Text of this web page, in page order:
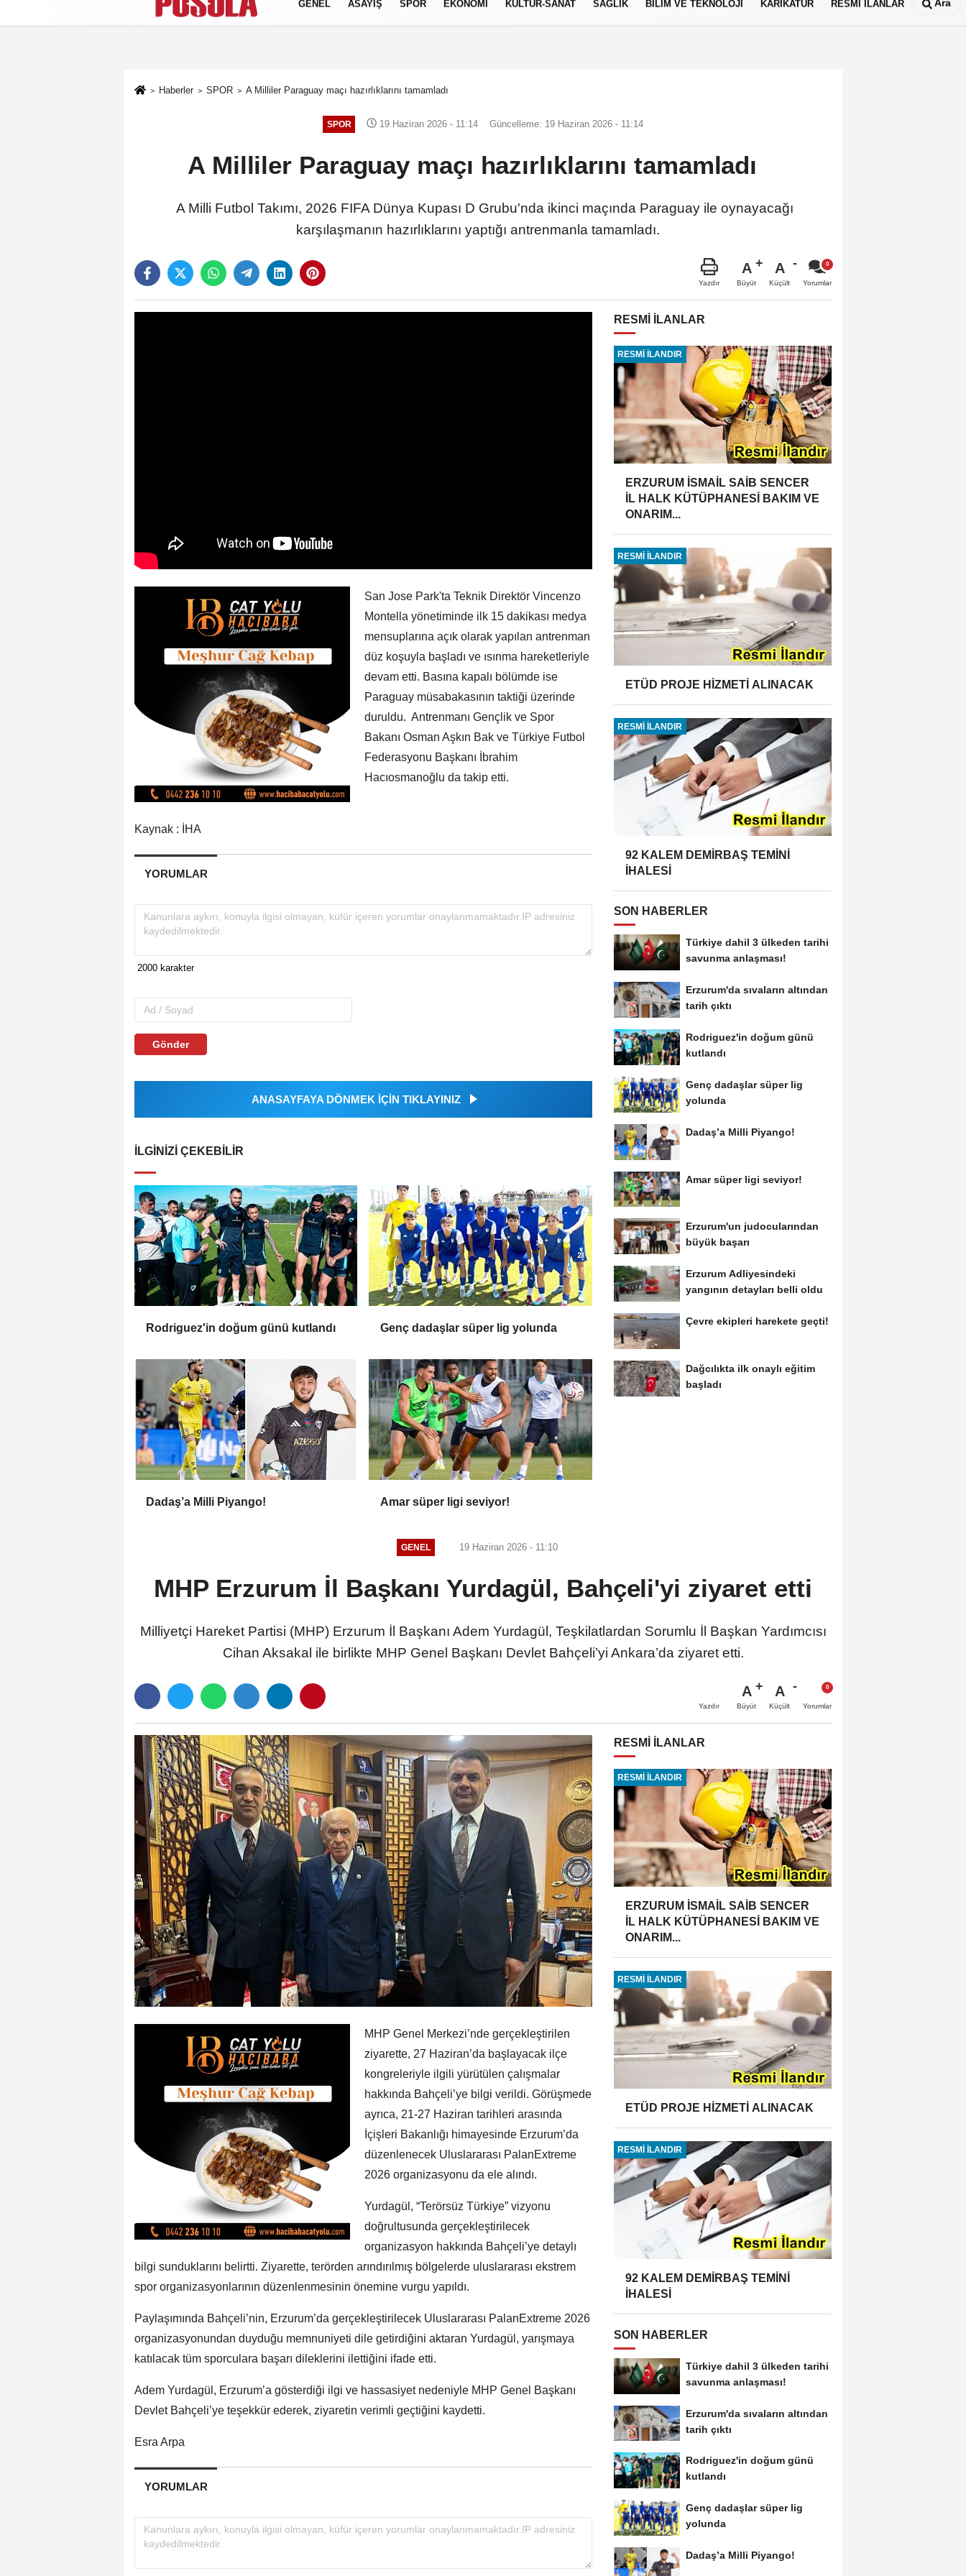
Künye İletişim Gizlilik Politikası
GENEL ASAYİŞ SPOR EKONOMİ KÜLTÜR-SANAT SAĞLIK BİLİM VE TEKNOLOJİ KARİKATÜR RESMİ İLANLAR Ara
Haberler SPOR A Milliler Paraguay maçı hazırlıklarını tamamladı
SPOR 19 Haziran 2026 - 11:14 Güncelleme: 19 Haziran 2026 - 11:14
A Milliler Paraguay maçı hazırlıklarını tamamladı
A Milli Futbol Takımı, 2026 FIFA Dünya Kupası D Grubu'nda ikinci maçında Paraguay ile oynayacağı
karşılaşmanın hazırlıklarını yaptığı antrenmanla tamamladı.
Yazdır
A
Büyüt
A
Küçült Yorumlar
San Jose Park'ta Teknik Direktör Vincenzo
Montella yönetiminde ilk 15 dakikası medya
mensuplarına açık olarak yapılan antrenman
düz koşuyla başladı ve ısınma hareketleriyle
devam etti. Basına kapalı bölümde ise
Paraguay müsabakasının taktiği üzerinde
duruldu. Antrenmanı Gençlik ve Spor
Bakanı Osman Aşkın Bak ve Türkiye Futbol
Federasyonu Başkanı İbrahim
Hacıosmanoğlu da takip etti.
Kaynak : İHA
YORUMLAR
Gönder
ANASAYFAYA DÖNMEK İÇİN TIKLAYINIZ
İLGINIZI ÇEKEBILIR
Rodriguez'in doğum günü kutlandı Genç dadaşlar süper lig yolunda
Dadaş’a Milli Piyango! Amar süper ligi seviyor!
RESMİ İLANLAR
RESMİ İLANDIR
ERZURUM İSMAİL SAİB SENCER
İL HALK KÜTÜPHANESİ BAKIM VE
ONARIM...
RESMİ İLANDIR
ETÜD PROJE HİZMETİ ALINACAK
RESMİ İLANDIR
92 KALEM DEMİRBAŞ TEMİNİ
İHALESİ
SON HABERLER
Türkiye dahil 3 ülkeden tarihi
savunma anlaşması!
Erzurum'da sıvaların altından
tarih çıktı
Rodriguez'in doğum günü
kutlandı
Genç dadaşlar süper lig
yolunda
Dadaş’a Milli Piyango!
Amar süper ligi seviyor!
Erzurum'un judocularından
büyük başarı
Erzurum Adliyesindeki
yangının detayları belli oldu
Çevre ekipleri harekete geçti!
Dağcılıkta ilk onaylı eğitim
başladı
GENEL 19 Haziran 2026 - 11:10
MHP Erzurum İl Başkanı Yurdagül, Bahçeli'yi ziyaret etti
Milliyetçi Hareket Partisi (MHP) Erzurum İl Başkanı Adem Yurdagül, Teşkilatlardan Sorumlu İl Başkan Yardımcısı
Cihan Aksakal ile birlikte MHP Genel Başkanı Devlet Bahçeli’yi Ankara’da ziyaret etti.
Yazdır
A
Büyüt
A
Küçült Yorumlar
MHP Genel Merkezi’nde gerçekleştirilen
ziyarette, 27 Haziran’da başlayacak ilçe
kongreleriyle ilgili yürütülen çalışmalar
hakkında Bahçeli’ye bilgi verildi. Görüşmede
ayrıca, 21-27 Haziran tarihleri arasında
İçişleri Bakanlığı himayesinde Erzurum’da
düzenlenecek Uluslararası PalanExtreme
2026 organizasyonu da ele alındı.
Yurdagül, “Terörsüz Türkiye” vizyonu
doğrultusunda gerçekleştirilecek
organizasyon hakkında Bahçeli’ye detaylı
bilgi sunduklarını belirtti. Ziyarette, terörden arındırılmış bölgelerde uluslararası ekstrem
spor organizasyonlarının düzenlenmesinin önemine vurgu yapıldı.
Paylaşımında Bahçeli’nin, Erzurum’da gerçekleştirilecek Uluslararası PalanExtreme 2026
organizasyonundan duyduğu memnuniyeti dile getirdiğini aktaran Yurdagül, yarışmaya
katılacak tüm sporculara başarı dileklerini ilettiğini ifade etti.
Adem Yurdagül, Erzurum’a gösterdiği ilgi ve hassasiyet nedeniyle MHP Genel Başkanı
Devlet Bahçeli’ye teşekkür ederek, ziyaretin verimli geçtiğini kaydetti.
Esra Arpa
YORUMLAR
RESMİ İLANLAR
RESMİ İLANDIR
ERZURUM İSMAİL SAİB SENCER
İL HALK KÜTÜPHANESİ BAKIM VE
ONARIM...
RESMİ İLANDIR
ETÜD PROJE HİZMETİ ALINACAK
RESMİ İLANDIR
92 KALEM DEMİRBAŞ TEMİNİ
İHALESİ
SON HABERLER
Türkiye dahil 3 ülkeden tarihi
savunma anlaşması!
Erzurum'da sıvaların altından
tarih çıktı
Rodriguez'in doğum günü
kutlandı
Genç dadaşlar süper lig
yolunda
Dadaş’a Milli Piyango!